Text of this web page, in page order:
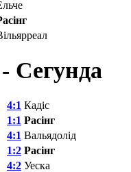
Сегунда
4:1 Кадіс
1:1 Расінг
4:1 Вальядолід
1:2 Расінг
4:2 Уеска